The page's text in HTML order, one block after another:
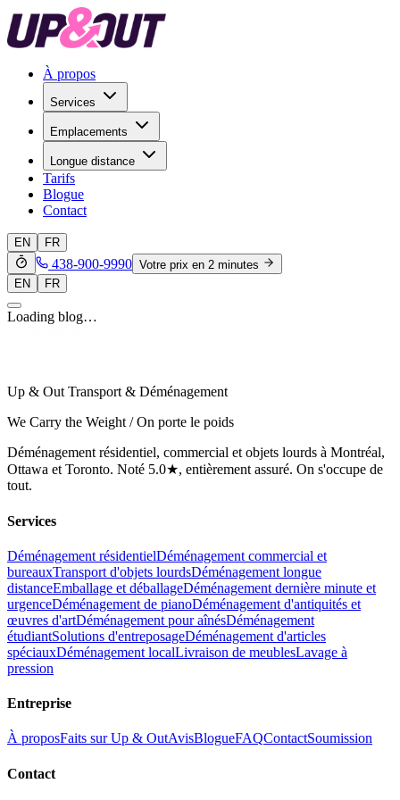
À propos
Services
Emplacements
Longue distance
Tarifs
Blogue
Contact
EN FR
438-900-9990 Votre prix en 2 minutes
EN
FR
Loading blog…
Up & Out Transport & Déménagement
We Carry the Weight / On porte le poids
Déménagement résidentiel, commercial et objets lourds à Montréal,
Ottawa et Toronto. Noté 5.0★, entièrement assuré. On s'occupe de
tout.
Services
Déménagement résidentielDéménagement commercial et
bureauxTransport d'objets lourdsDéménagement longue
distanceEmballage et déballageDéménagement dernière minute et
urgenceDéménagement de pianoDéménagement d'antiquités et
œuvres d'artDéménagement pour aînésDéménagement
étudiantSolutions d'entreposageDéménagement d'articles
spéciauxDéménagement localLivraison de meublesLavage à
pression
Entreprise
À proposFaits sur Up & OutAvisBlogueFAQContactSoumission
Contact